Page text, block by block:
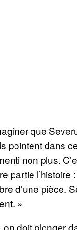
que
pointent dans
non plus.
partie
d’une pièce.
»
doit plonger